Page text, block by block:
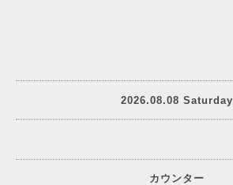
2026.08.08 Saturday
カウンター